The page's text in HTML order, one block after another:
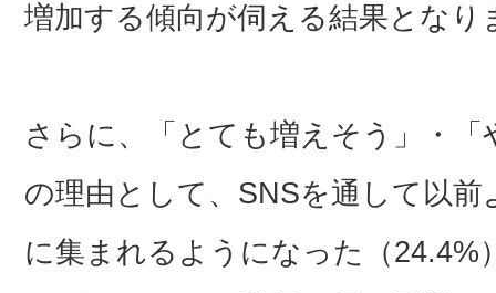
増加する傾向が伺える結果となり
さらに、「とても増えそう」・
の理由として、SNSを通して以
に集まれるようになった（24.4%